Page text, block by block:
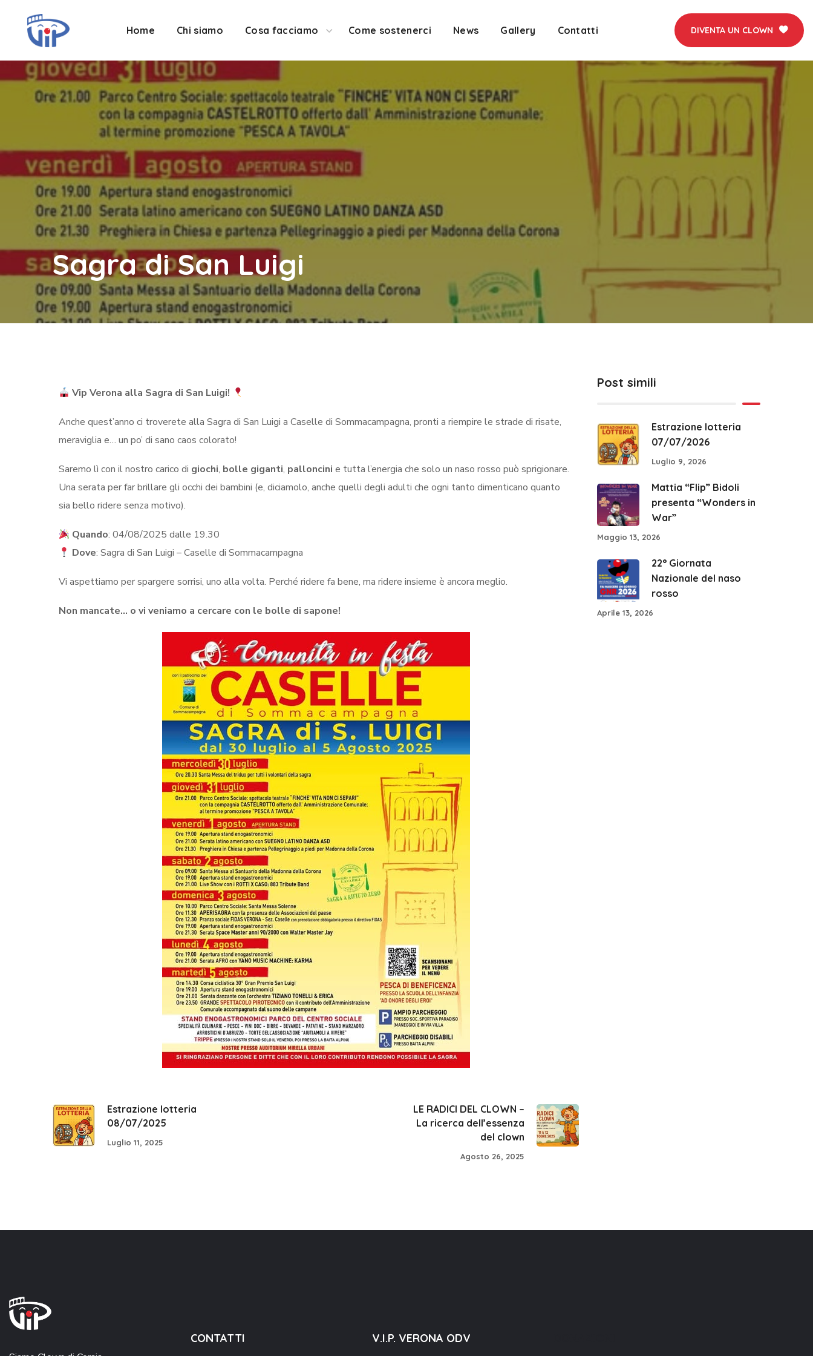
Home Chi siamo Cosa facciamo Come sostenerci News Gallery Contatti DIVENTA UN CLOWN
Sagra di San Luigi
Vip Verona alla Sagra di San Luigi!
Anche quest’anno ci troverete alla Sagra di San Luigi a Caselle di Sommacampagna, pronti a riempire le strade di risate,
meraviglia e… un po’ di sano caos colorato!
Saremo lì con il nostro carico di giochi, bolle giganti, palloncini e tutta l’energia che solo un naso rosso può sprigionare.
Una serata per far brillare gli occhi dei bambini (e, diciamolo, anche quelli degli adulti che ogni tanto dimenticano quanto
sia bello ridere senza motivo).
Quando: 04/08/2025 dalle 19.30
Dove: Sagra di San Luigi – Caselle di Sommacampagna
Vi aspettiamo per spargere sorrisi, uno alla volta. Perché ridere fa bene, ma ridere insieme è ancora meglio.
Non mancate… o vi veniamo a cercare con le bolle di sapone!
Estrazione lotteria
08/07/2025
Luglio 11, 2025
LE RADICI DEL CLOWN –
La ricerca dell’essenza
del clown
Agosto 26, 2025
Post simili
Estrazione lotteria
07/07/2026
Luglio 9, 2026
Mattia “Flip” Bidoli
presenta “Wonders in
War”
Maggio 13, 2026
22° Giornata
Nazionale del naso
rosso
Aprile 13, 2026
CONTATTI V.I.P. VERONA ODV